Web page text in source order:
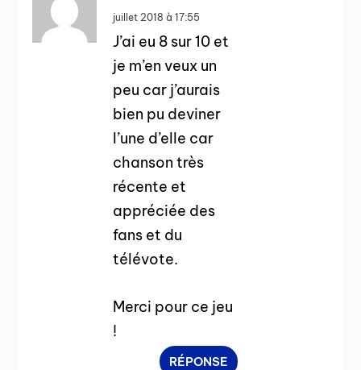
juillet 2018 à 17:55
J’ai eu 8 sur 10 et
je m’en veux un
peu car j’aurais
bien pu deviner
l’une d’elle car
chanson très
récente et
appréciée des
fans et du
télévote.
Merci pour ce jeu
!
RÉPONSE